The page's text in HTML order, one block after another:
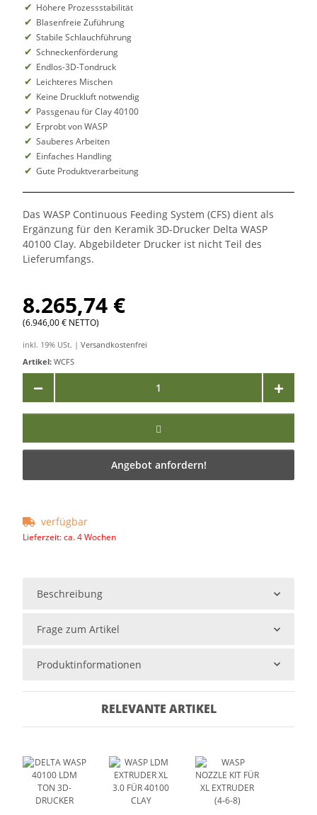
Höhere Prozessstabilität
Blasenfreie Zuführung
Stabile Schlauchführung
Schneckenförderung
Endlos-3D-Tondruck
Leichteres Mischen
Keine Druckluft notwendig
Passgenau für Clay 40100
Erprobt von WASP
Sauberes Arbeiten
Einfaches Handling
Gute Produktverarbeitung
Das WASP Continuous Feeding System (CFS) dient als
Ergänzung für den Keramik 3D-Drucker Delta WASP
40100 Clay. Abgebildeter Drucker ist nicht Teil des
Lieferumfangs.
8.265,74 €
(6.946,00 € NETTO)
inkl. 19% USt. | Versandkostenfrei
Artikel: WCFS
Angebot anfordern!
verfügbar
Lieferzeit:ca. 4 Wochen
Beschreibung
Frage zum Artikel
Produktinformationen
RELEVANTE ARTIKEL